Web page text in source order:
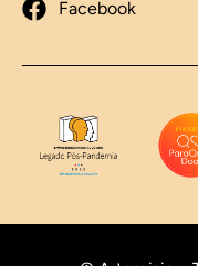
Facebook